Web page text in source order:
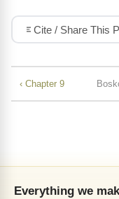
Cite / Share This
‹ Chapter 9
Everything we